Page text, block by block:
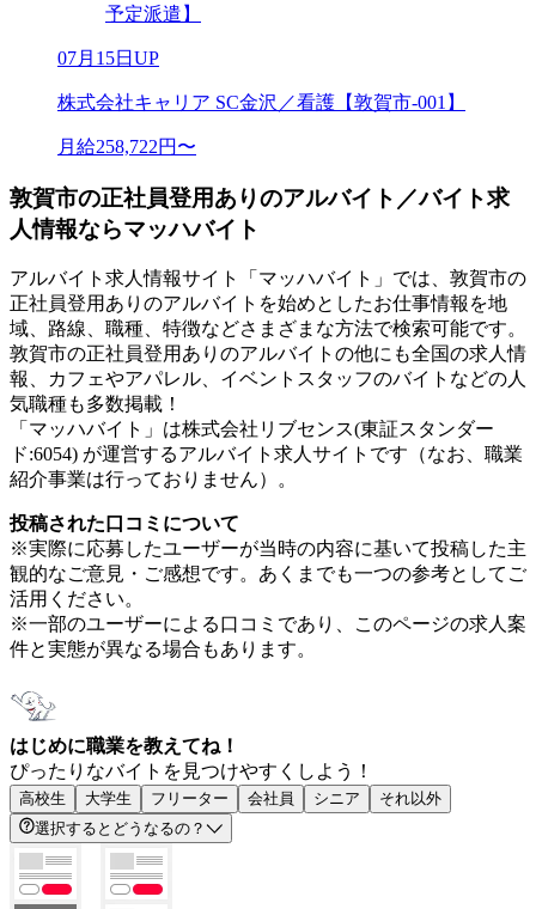
予定派遣】
07月15日UP
株式会社キャリア SC金沢／看護【敦賀市-001】
月給258,722円〜
敦賀市の正社員登用ありのアルバイト／バイト求
人情報ならマッハバイト
アルバイト求人情報サイト「マッハバイト」では、敦賀市の
正社員登用ありのアルバイトを始めとしたお仕事情報を地
域、路線、職種、特徴などさまざまな方法で検索可能です。
敦賀市の正社員登用ありのアルバイトの他にも全国の求人情
報、カフェやアパレル、イベントスタッフのバイトなどの人
気職種も多数掲載！
「マッハバイト」は株式会社リブセンス(東証スタンダー
ド:6054) が運営するアルバイト求人サイトです（なお、職業
紹介事業は行っておりません）。
投稿された口コミについて
※実際に応募したユーザーが当時の内容に基いて投稿した主
観的なご意見・ご感想です。あくまでも一つの参考としてご
活用ください。
※一部のユーザーによる口コミであり、このページの求人案
件と実態が異なる場合もあります。
はじめに職業を教えてね！
ぴったりなバイトを見つけやすくしよう！
高校生 大学生 フリーター 会社員 シニア
それ以外
選択するとどうなるの？